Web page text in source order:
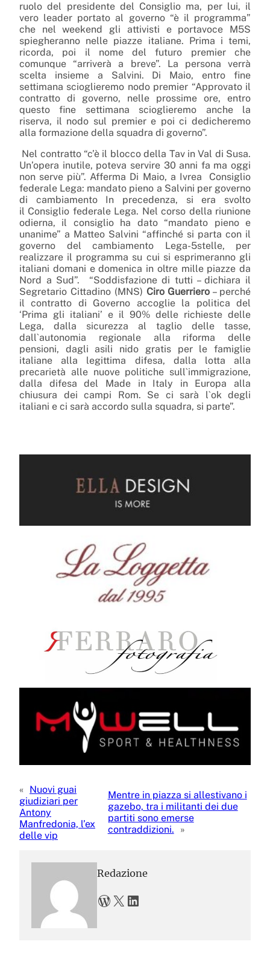
ruolo del presidente del Consiglio ma, per lui, il
vero leader portato al governo “è il programma”
che nel weekend gli attivisti e portavoce M5S
spiegheranno nelle piazze italiane. Prima i temi,
ricorda, poi il nome del futuro premier che
comunque “arriverà a breve”. La persona verrà
scelta insieme a Salvini. Di Maio, entro fine
settimana scioglieremo nodo premier “Approvato il
contratto di governo, nelle prossime ore, entro
questo fine settimana scioglieremo anche la
riserva, il nodo sul premier e poi ci dedicheremo
alla formazione della squadra di governo”.
Nel contratto “c’è il blocco della Tav in Val di Susa.
Un’opera inutile, poteva servire 30 anni fa ma oggi
non serve più”. Afferma Di Maio, a Ivrea Consiglio
federale Lega: mandato pieno a Salvini per governo
di cambiamento In precedenza, si era svolto
il Consiglio federale Lega. Nel corso della riunione
odierna, il consiglio ha dato “mandato pieno e
unanime” a Matteo Salvini “affinché si parta con il
governo del cambiamento Lega-5stelle, per
realizzare il programma su cui si esprimeranno gli
italiani domani e domenica in oltre mille piazze da
Nord a Sud”. “Soddisfazione di tutti – dichiara il
Segretario Cittadino (MNS) Ciro Guerriero – perché
il contratto di Governo accoglie la politica del
‘Prima gli italiani’ e il 90% delle richieste delle
Lega, dalla sicurezza al taglio delle tasse,
dall`autonomia regionale alla riforma delle
pensioni, dagli asili nido gratis per le famiglie
italiane alla legittima difesa, dalla lotta alla
precarietà alle nuove politiche sull`immigrazione,
dalla difesa del Made in Italy in Europa alla
chiusura dei campi Rom. Se ci sarà l`ok degli
italiani e ci sarà accordo sulla squadra, si parte”.
« Nuovi guai
giudiziari per
Antony
Manfredonia, l’ex
delle vip
Mentre in piazza si allestivano i
gazebo, tra i militanti dei due
partiti sono emerse
contraddizioni.
»
Redazione
WordPress X LinkedIn